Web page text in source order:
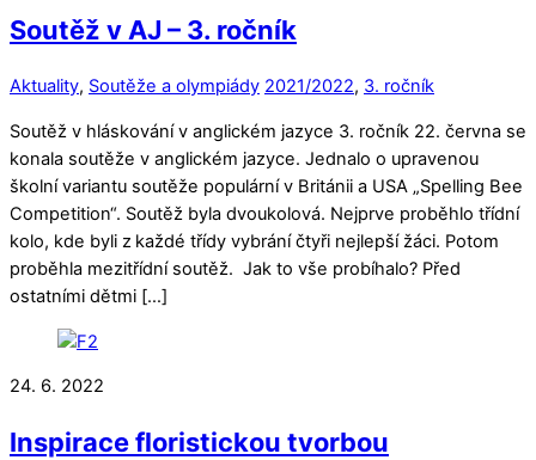
Soutěž v AJ – 3. ročník
Aktuality, Soutěže a olympiády 2021/2022, 3. ročník
Soutěž v hláskování v anglickém jazyce 3. ročník 22. června se
konala soutěže v anglickém jazyce. Jednalo o upravenou
školní variantu soutěže populární v Británii a USA „Spelling Bee
Competition“. Soutěž byla dvoukolová. Nejprve proběhlo třídní
kolo, kde byli z každé třídy vybrání čtyři nejlepší žáci. Potom
proběhla mezitřídní soutěž. Jak to vše probíhalo? Před
ostatními dětmi […]
24. 6. 2022
Inspirace floristickou tvorbou